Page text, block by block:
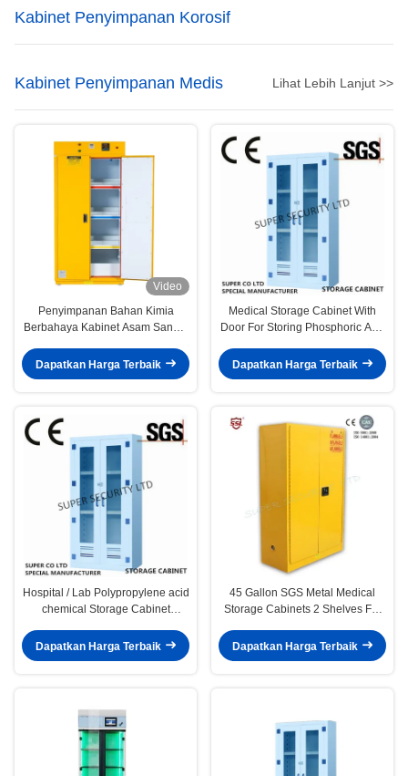
Kabinet Penyimpanan Korosif
Kabinet Penyimpanan Medis Lihat Lebih Lanjut >>
Video
Penyimpanan Bahan Kimia
Berbahaya Kabinet Asam Sangat
Dapatkan Harga Terbaik
Medical Storage Cabinet With
Door For Storing Phosphoric And
Dapatkan Harga Terbaik
Hospital / Lab Polypropylene acid
chemical Storage Cabinet
Dapatkan Harga Terbaik
45 Gallon SGS Metal Medical
Storage Cabinets 2 Shelves For
Dapatkan Harga Terbaik